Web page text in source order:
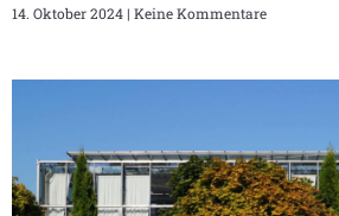
14. Oktober 2024 Keine Kommentare